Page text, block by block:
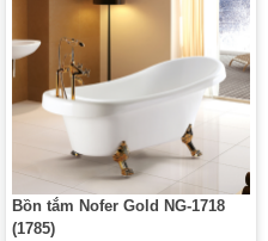
Bồn tắm Nofer Gold NG-1718
(1785)